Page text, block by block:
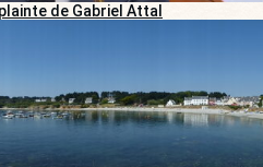
de Gabriel Attal